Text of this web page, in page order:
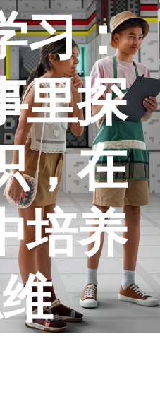
习：
里探
，在
培养